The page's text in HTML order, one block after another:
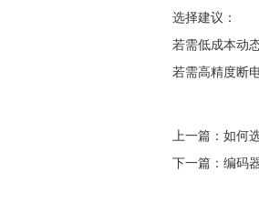
选择建议：
若需低成本动
若需高精度断
上一篇： 如何
下一篇： 编码